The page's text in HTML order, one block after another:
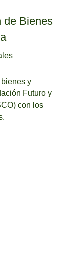
de Bienes
y
Futuro y
con los